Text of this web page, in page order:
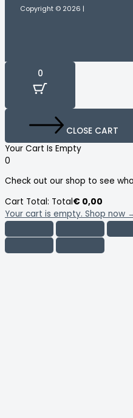
Copyright © 2026 |
0
CLOSE CART
Your Cart Is Empty
0
Check out our shop to see
Cart Total: Total€ 0,00
Your cart is empty. Shop now